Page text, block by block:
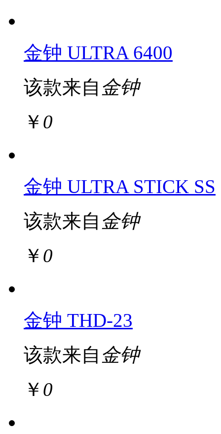
金钟 ULTRA 6400
该款来自 金钟
￥ 0
金钟 ULTRA STICK SS
该款来自 金钟
￥ 0
金钟 THD-23
该款来自 金钟
￥ 0